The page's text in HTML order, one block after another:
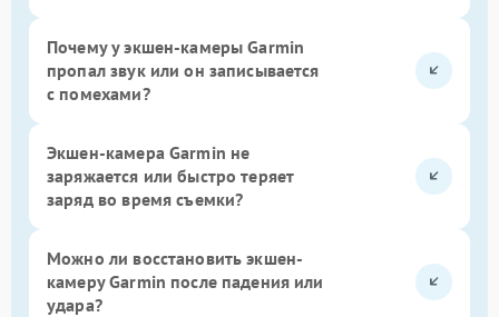
Почему у экшен-камеры Garmin
пропал звук или он записывается
с помехами?
Экшен-камера Garmin не
заряжается или быстро теряет
заряд во время съемки?
Можно ли восстановить экшен-
камеру Garmin после падения или
удара?